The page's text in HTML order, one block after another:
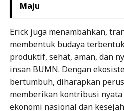
Maju
Erick juga menambahkan,
membentuk budaya
produktif, sehat, aman, dan
insan BUMN. Dengan
bertumbuh, diharapkan
memberikan kontribusi
ekonomi nasional dan